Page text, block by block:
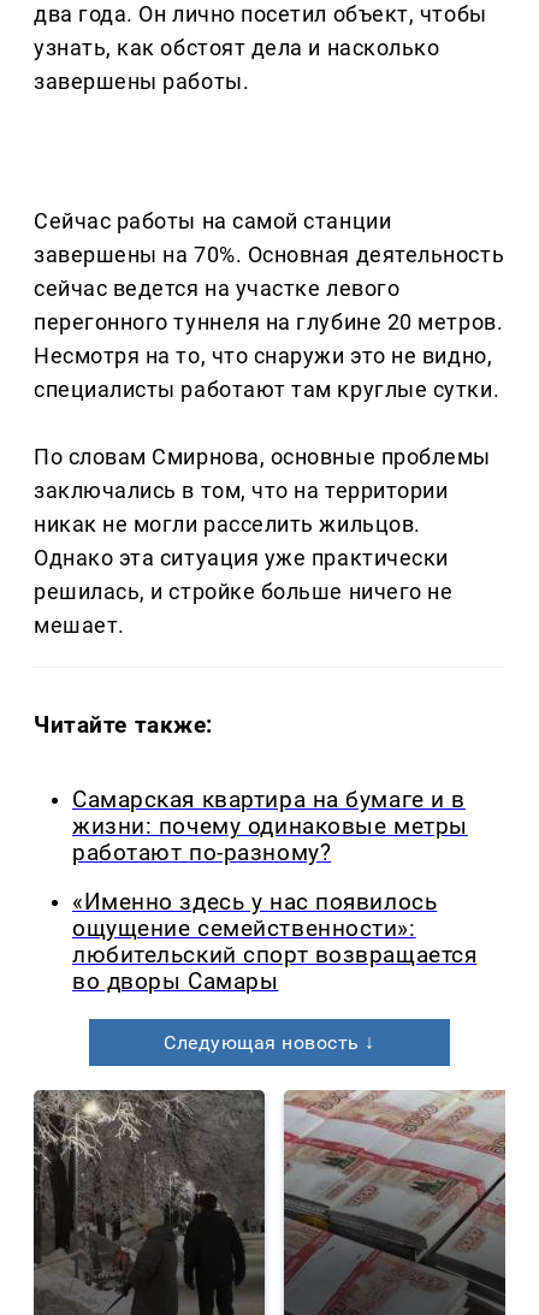
два года. Он лично посетил объект, чтобы
узнать, как обстоят дела и насколько
завершены работы.
Сейчас работы на самой станции
завершены на 70%. Основная деятельность
сейчас ведется на участке левого
перегонного туннеля на глубине 20 метров.
Несмотря на то, что снаружи это не видно,
специалисты работают там круглые сутки.
По словам Смирнова, основные проблемы
заключались в том, что на территории
никак не могли расселить жильцов.
Однако эта ситуация уже практически
решилась, и стройке больше ничего не
мешает.
Читайте также:
Самарская квартира на бумаге и в
жизни: почему одинаковые метры
работают по-разному?
«Именно здесь у нас появилось
ощущение семейственности»:
любительский спорт возвращается
во дворы Самары
Следующая новость ↓